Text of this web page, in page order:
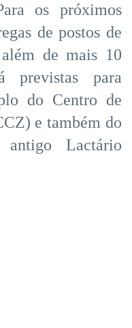
os próximos
de postos de
de mais 10
previstas para
do Centro de
e também do
Lactário